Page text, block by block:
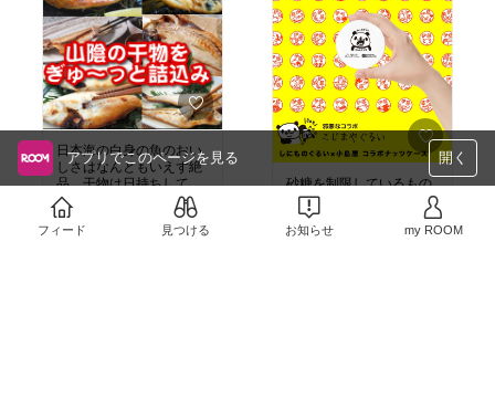
ころです。
日本海の白身の魚のおい
しさはなんともいえず絶
品。干物は日持ちして手
軽なのでかなりのお気に
入り。これは箱にぎっし
りぎっしり詰まってまし
￥4,299
1
砂糖を制限しているもの
のお腹がすくと何か食べ
たい、、というときのた
めに、これにナッツを入
アプリでこのページを見る 開く
フィード 見つける お知らせ my ROOM